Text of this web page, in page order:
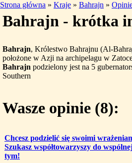
Strona główna » Kraje » Bahrajn »
Bahrajn - krótka
Bahrajn, Królestwo Bahrajnu (Al-
położone w Azji na archipelagu w
Bahrajn podzielony jest na 5
Southern
Wasze opinie (8):
Chcesz podzielić się swoimi
Szukasz współtowarzyszy do
tym!